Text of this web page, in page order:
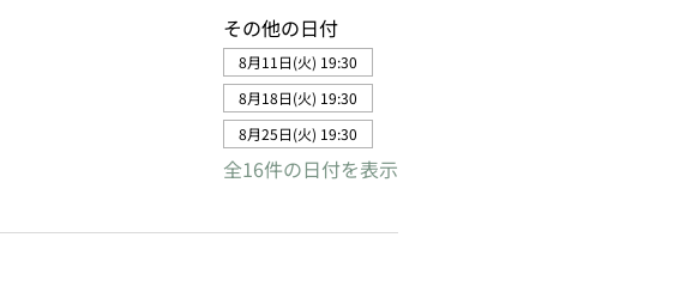
その他の日付
8月11日(火) 19:30
8月18日(火) 19:30
8月25日(火) 19:30
全16件の日付を表示